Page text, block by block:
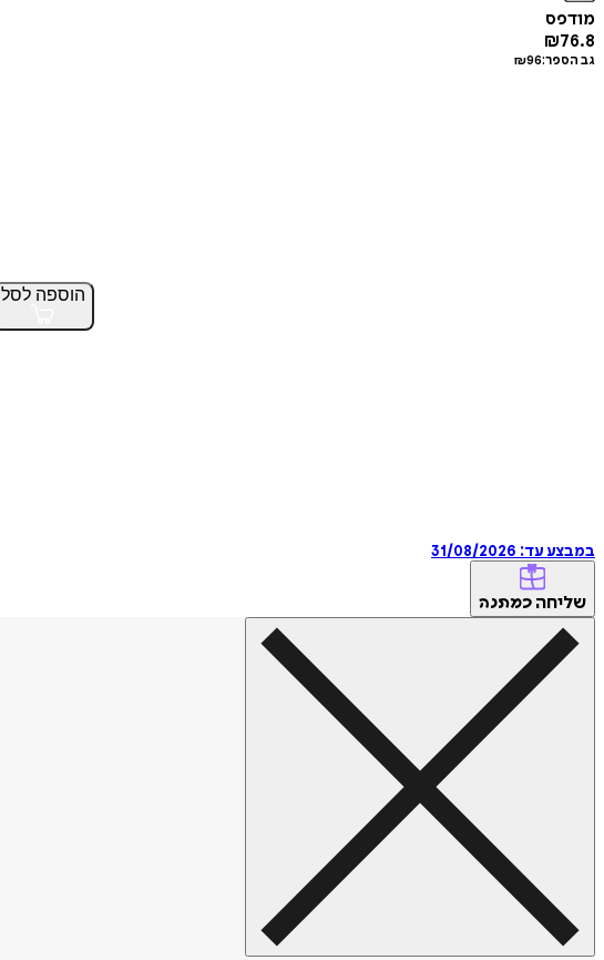
מודפס
₪76.8
גב הספר: ₪96
הוספה לסל
במבצע עד: 31/08/2026
שליחה כמתנה